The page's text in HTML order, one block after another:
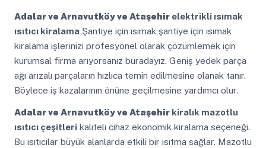
Adalar ve Arnavutköy ve Ataşehirelektrikli ısımak
ısıtıcı kiralamaŞantiye için ısımak şantiye için ısımak
kiralama işlerinizi profesyonel olarak çözümlemek için
kurumsal firma arıyorsanız buradayız. Geniş yedek parça
ağı arızalı parçaların hızlıca temin edilmesine olanak tanır.
Böylece iş kazalarının önüne geçilmesine yardımcı olur.
Adalar ve Arnavutköy ve Ataşehirkiralık mazotlu
ısıtıcı çeşitlerikaliteli cihaz ekonomik kiralama seçeneği.
Bu ısıtıcılar büyük alanlarda etkili bir ısıtma sağlar. Mazotlu